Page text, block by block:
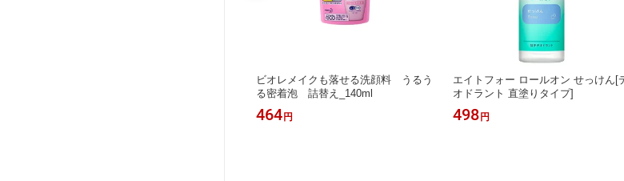
ビオレメイクも落せる洗顔料 うるう
る密着泡 詰替え_140ml
464円
エイトフォー ロールオン せっけん[
オドラント 直塗りタイプ]
498円